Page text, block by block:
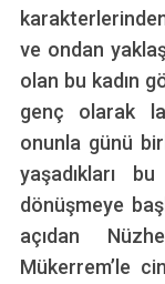
ve ondan
olan bu kadın
genç olarak
onunla günü
yaşadıkları
dönüşmeye
açıdan
Mükerrem’le